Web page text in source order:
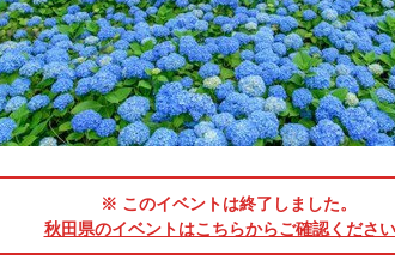
※ このイベントは終了しました。
秋田県のイベントはこちらからご確認ください